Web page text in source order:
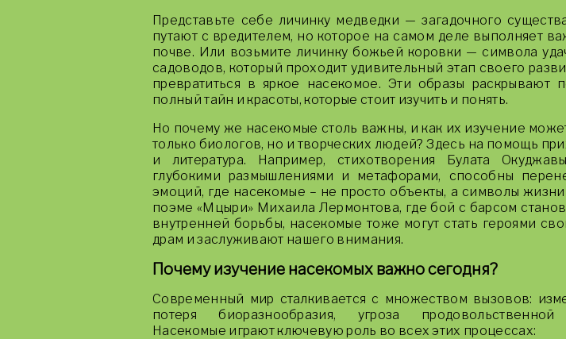
Представьте себе личинку медведки — загадочного
путают с вредителем, но которое на самом деле выполняет
почве. Или возьмите личинку божьей коровки — символа
садоводов, который проходит удивительный этап своего
превратиться в яркое насекомое. Эти образы раскрывают
полный тайн и красоты, которые стоит изучить и понять.
Но почему же насекомые столь важны, и как их изучение
только биологов, но и творческих людей? Здесь на помощь
и литература. Например, стихотворения Булата
глубокими размышлениями и метафорами, способны
эмоций, где насекомые – не просто объекты, а символы
поэме «Мцыри» Михаила Лермонтова, где бой с барсом
внутренней борьбы, насекомые тоже могут стать героями
драм и заслуживают нашего внимания.
Почему изучение насекомых важно сегодня?
Современный мир сталкивается с множеством вызовов:
потеря биоразнообразия, угроза продовольственной
Насекомые играют ключевую роль во всех этих процессах: